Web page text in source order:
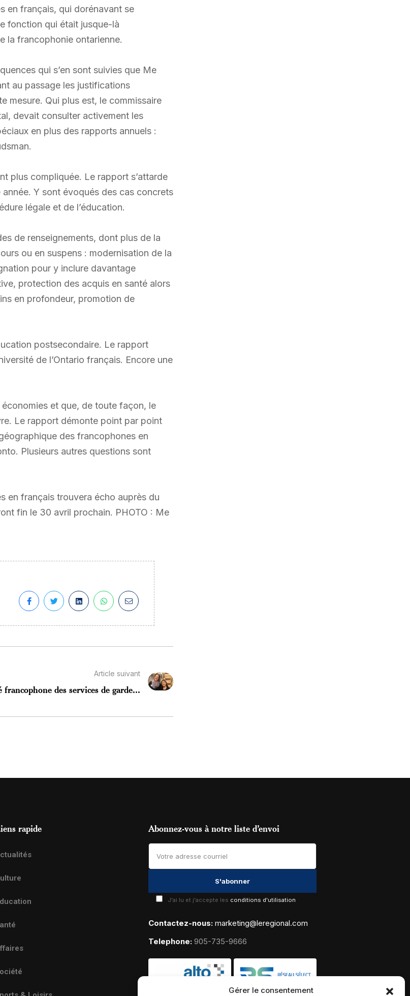
Gérer le consentement
en français, qui dorénavant se
fonction qui était jusque-là
la francophonie ontarienne.
qui s’en sont suivies que Me
au passage les justifications
mesure. Qui plus est, le commissaire
devait consulter activement les
en plus des rapports annuels :
plus compliquée. Le rapport s’attarde
Y sont évoqués des cas concrets
légale et de l’éducation.
de renseignements, dont plus de la
ou en suspens : modernisation de la
pour y inclure davantage
protection des acquis en santé alors
en profondeur, promotion de
postsecondaire. Le rapport
de l’Ontario français. Encore une
et que, de toute façon, le
Le rapport démonte point par point
des francophones en
Plusieurs autres questions sont
en français trouvera écho auprès du
fin le 30 avril prochain. PHOTO : Me
Article suivant
des services de garde...
rapide Abonnez-vous à notre liste d’envoi
J'ai lu et j'accepte les conditions d'utilisation
Contactez-nous: marketing@leregional.com
Telephone: 905-735-9666